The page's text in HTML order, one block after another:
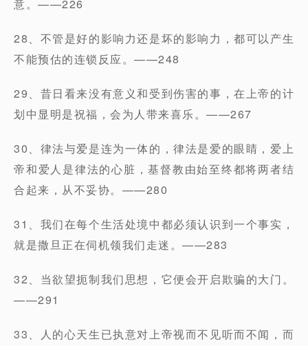
意。——226
28、不管是好的影响力还是坏的影响力，都可以产生
不能预估的连锁反应。——248
29、昔日看来没有意义和受到伤害的事，在上帝的计
划中显明是祝福，会为人带来喜乐。——267
30、律法与爱是连为一体的，律法是爱的眼睛，爱上
帝和爱人是律法的心脏，基督教由始至终都将两者结
合起来，从不妥协。——280
31、我们在每个生活处境中都必须认识到一个事实，
就是撒旦正在伺机领我们走迷。——283
32、当欲望扼制我们思想，它便会开启欺骗的大门。
——291
33、人的心天生已执意对上帝视而不见听而不闻，而